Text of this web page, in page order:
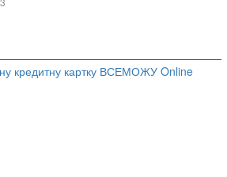
кредитну картку ВСЕМОЖУ Online